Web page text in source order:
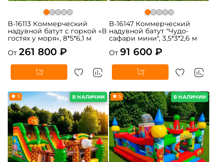
B-16113 Коммерческий
надувной батут с горкой «В
гостях у моря», 8*5*6,1 м
От 261 800 ₽
B-16147 Коммерческий
надувной батут "Чудо-
сафари мини", 3,5*3*2,6 м
От 91 600 ₽
В НАЛИЧИИ
5 В НАЛИЧИИ
5